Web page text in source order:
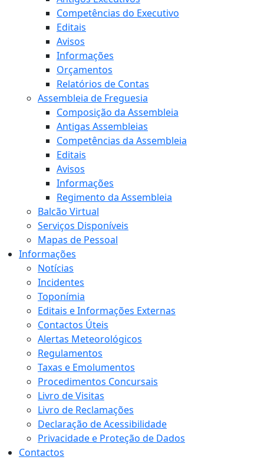
Competências do Executivo
Editais
Avisos
Informações
Orçamentos
Relatórios de Contas
Assembleia de Freguesia
Composição da Assembleia
Antigas Assembleias
Competências da Assembleia
Editais
Avisos
Informações
Regimento da Assembleia
Balcão Virtual
Serviços Disponíveis
Mapas de Pessoal
Informações
Notícias
Incidentes
Toponímia
Editais e Informações Externas
Contactos Úteis
Alertas Meteorológicos
Regulamentos
Taxas e Emolumentos
Procedimentos Concursais
Livro de Visitas
Livro de Reclamações
Declaração de Acessibilidade
Privacidade e Proteção de Dados
Contactos